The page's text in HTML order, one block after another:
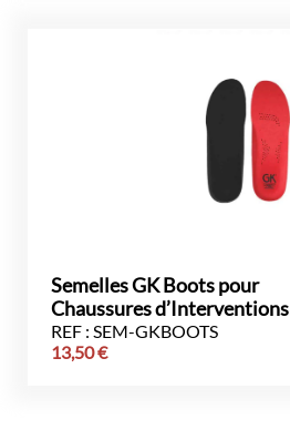
Semelles GK Boots pour
Chaussures d’Interventions
REF : SEM-GKBOOTS
13,50€